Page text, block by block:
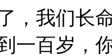
，我们长
一百岁，